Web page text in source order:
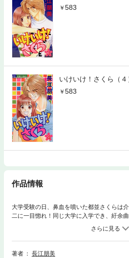
583
いけいけ！さくら（４
583
作品情報
大学受験の日、鼻血を噴いた都並さくらは
二に一目惚れ！同じ大学に入学でき、紆余
のだが…！？恋の四十八手、ラブ・コメディ
著者
長江朋美